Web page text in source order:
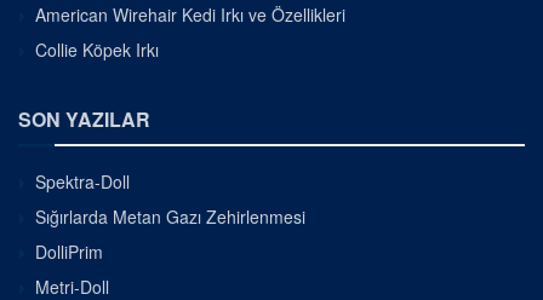
American Wirehair Kedi Irkı ve Özellikleri
Collie Köpek Irkı
SON YAZILAR
Spektra-Doll
Sığırlarda Metan Gazı Zehirlenmesi
DolliPrim
Metri-Doll